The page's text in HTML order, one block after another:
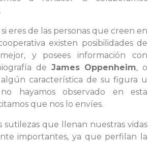
eres de las personas que creen en
existen posibilidades de
y posees información con
de James Oppenheim, o
característica de su figura u
hayamos observado en esta
que nos lo envíes.
sutilezas que llenan nuestras vidas
importantes, ya que perfilan la